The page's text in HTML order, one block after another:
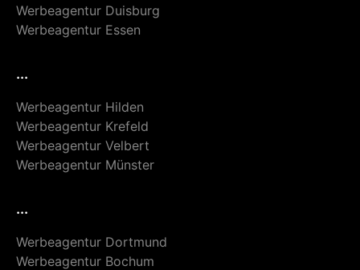
Werbeagentur Duisburg
Werbeagentur Essen
...
Werbeagentur Hilden
Werbeagentur Krefeld
Werbeagentur Velbert
Werbeagentur Münster
...
Werbeagentur Dortmund
Werbeagentur Bochum